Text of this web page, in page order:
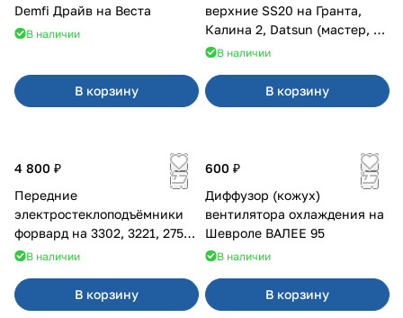
Demfi Драйв на Веста
В наличии
В корзину
верхние SS20 на Гранта,
Калина 2, Datsun (мастер, с
ЭлУР, с подшипником) 2шт
В наличии
В корзину
4 800 ₽
Передние
электростеклоподъёмники
форвард на 3302, 3221, 2752,
2217В наличии
В корзину
600 ₽
Диффузор (кожух)
вентилятора охлаждения на
Шевроле ВАЛЕЕ 95
В наличии
В корзину